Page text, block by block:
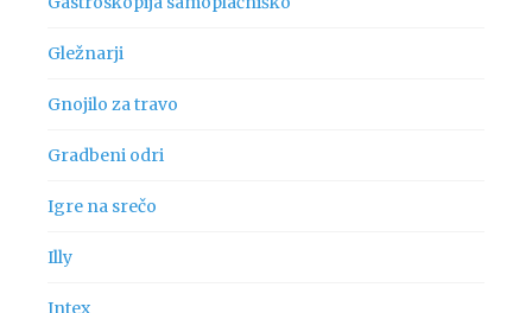
Gležnarji
Gnojilo za travo
Gradbeni odri
Igre na srečo
Illy
Intex